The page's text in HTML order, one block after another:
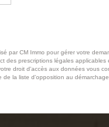
par CM Immo pour gérer votre
des prescriptions légales applicables
droit d'accès aux données vous
de la liste d'opposition au